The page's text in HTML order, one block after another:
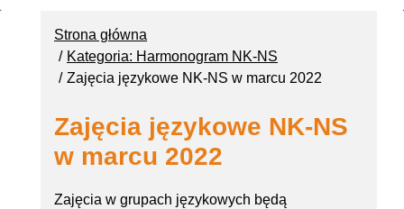
Strona główna
Kategoria: Harmonogram NK-NS
Zajęcia językowe NK-NS w marcu 2022
Zajęcia językowe NK-NS
w marcu 2022
Zajęcia w grupach językowych będą